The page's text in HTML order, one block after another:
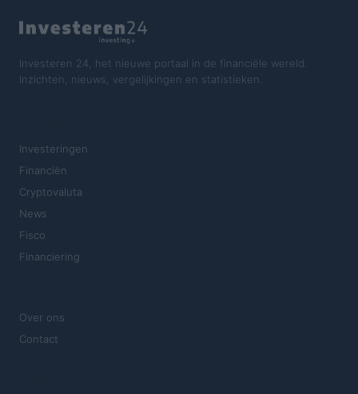
Investeren 24, het nieuwe portaal in de financiële wereld.
Inzichten, nieuws, vergelijkingen en statistieken.
Investeringen
Financiën
Cryptovaluta
News
Fisco
Financiering
Over ons
Contact